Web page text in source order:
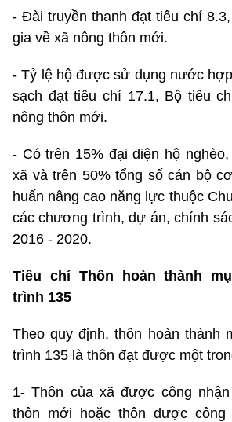
- Đài truyền thanh đạt tiêu chí
gia về xã nông thôn mới.
- Tỷ lệ hộ được sử dụng nước
sạch đạt tiêu chí 17.1, Bộ tiêu
nông thôn mới.
- Có trên 15% đại diện hộ
xã và trên 50% tổng số cán bộ
huấn nâng cao năng lực thuộc
các chương trình, dự án, chính
2016 - 2020.
Tiêu chí Thôn hoàn thành
trình 135
Theo quy định, thôn hoàn thành
trình 135 là thôn đạt được một
1- Thôn của xã được công
thôn mới hoặc thôn được công